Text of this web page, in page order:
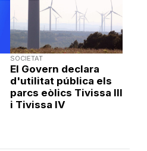
SOCIETAT
El Govern declara
d'utilitat pública els
parcs eòlics Tivissa III
i Tivissa IV